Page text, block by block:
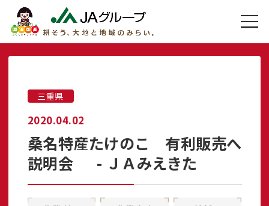
三重県
2020.04.02
桑名特産たけのこ 有利販売へ
説明会 - ＪＡみえきた